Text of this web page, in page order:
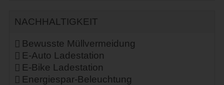
NACHHALTIGKEIT
Bewusste Müllvermeidung
E-Auto Ladestation
E-Bike Ladestation
Energiespar-Beleuchtung